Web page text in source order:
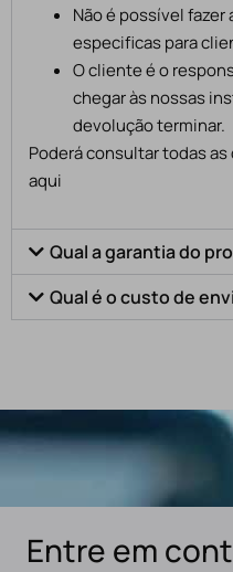
Não é possível
especificas para
O cliente é o
chegar às nossas
devolução terminar.
Poderá consultar todas
aqui
Qual a garantia do
Qual é o custo de
Entre em